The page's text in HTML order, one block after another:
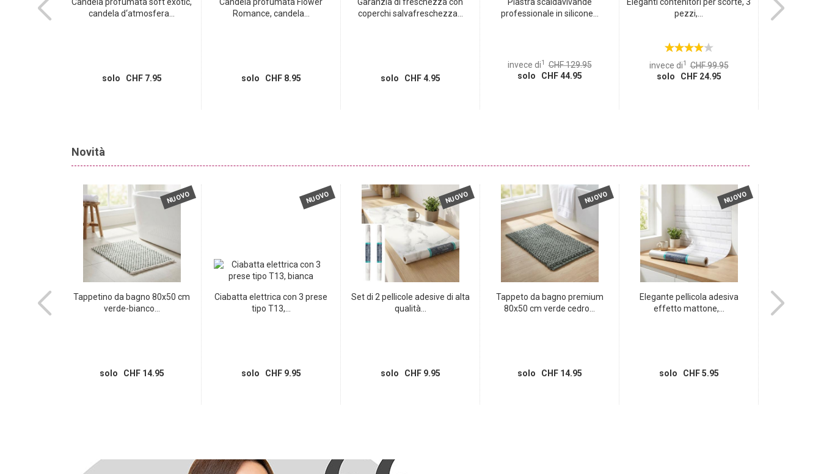
candela d‘atmosfera...
solo CHF 7.95
Romance, candela...
solo CHF 8.95
coperchi salvafreschezza...
solo CHF 4.95
professionale in silicone...
invece di1 CHF 129.95
solo CHF 44.95
pezzi,...
invece di1 CHF 99.95
solo CHF 24.95
Novità
e
NUOVO
Tappetino da bagno 80x50 cm
verde-bianco...
solo CHF 14.95
NUOVO
Ciabatta elettrica con 3 prese
tipo T13,...
solo CHF 9.95
NUOVO
Set di 2 pellicole adesive di alta
qualità...
solo CHF 9.95
NUOVO
Tappeto da bagno premium
80x50 cm verde cedro...
solo CHF 14.95
NUOVO
Elegante pellicola adesiva
effetto mattone,...
solo CHF 5.95
Tappeto
75x45 cm